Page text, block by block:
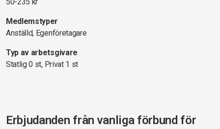
Medlemstyper
Anställd, Egenföretagare
Typ av arbetsgivare
Statlig 0 st, Privat 1 st
Erbjudanden från vanliga förbund för